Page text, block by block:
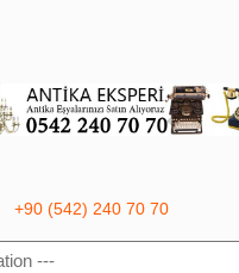
+90 (542) 240 70 70